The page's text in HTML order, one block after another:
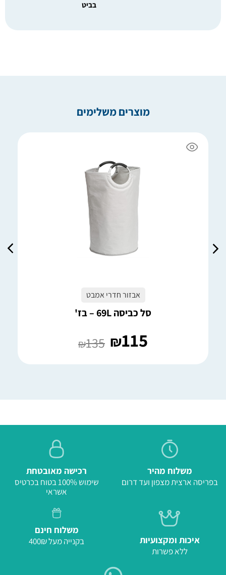
בביט
מוצרים משלימים
אבזור חדרי אמבט
סל כביסה 69L – בז'
₪115
₪135
משלוח מהיר
בפריסה ארצית מצפון ועד דרום
רכישה מאובטחת
שימוש 100% בטוח בכרטיס
אשראי
איכות ומקצועיות
ללא פשרות
משלוח חינם
בקנייה מעל 400₪